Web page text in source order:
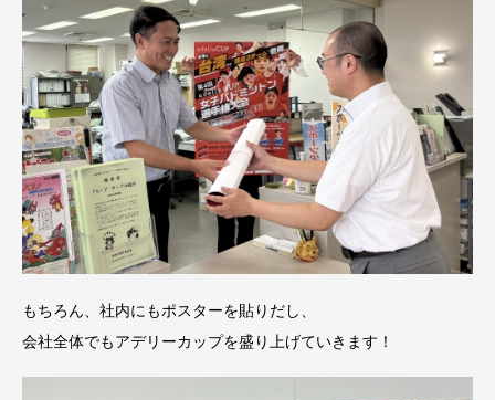
もちろん、社内にもポスターを貼りだし、
会社全体でもアデリーカップを盛り上げていきます！